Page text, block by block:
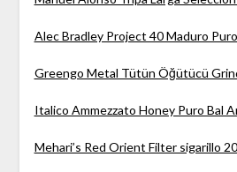
Alec Bradley Project 40 Maduro Puro
Greengo Metal Tütün Öğütücü
Italico Ammezzato Honey Puro Bal
Mehari’s Red Orient Filter sigarillo